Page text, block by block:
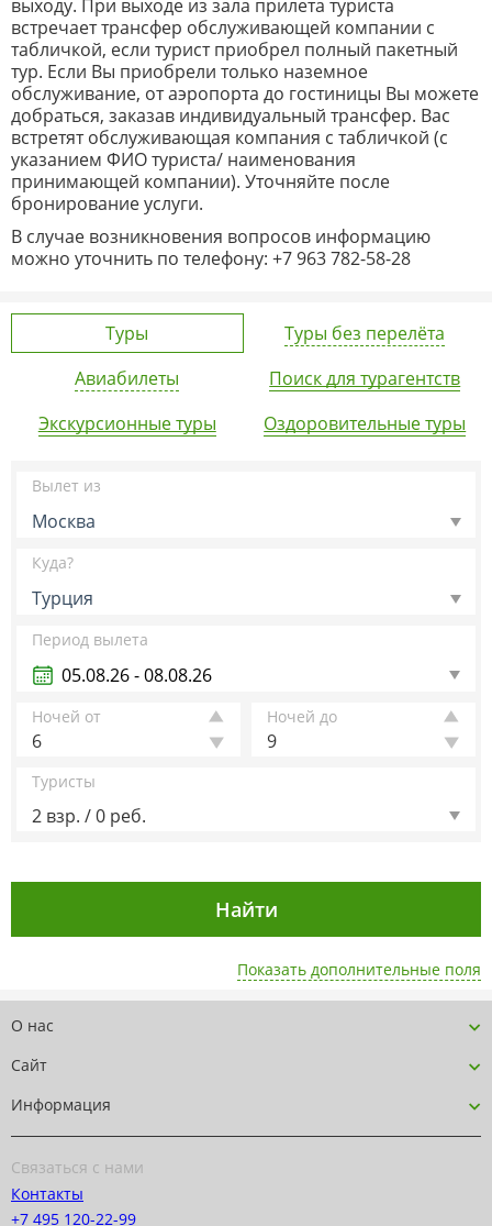
выходу. При выходе из зала прилета туриста
встречает трансфер обслуживающей компании с
табличкой, если турист приобрел полный пакетный
тур. Если Вы приобрели только наземное
обслуживание, от аэропорта до гостиницы Вы можете
добраться, заказав индивидуальный трансфер. Вас
встретят обслуживающая компания с табличкой (с
указанием ФИО туриста/ наименования
принимающей компании). Уточняйте после
бронирование услуги.
В случае возникновения вопросов информацию
можно уточнить по телефону: +7 963 782-58-28
Туры
Туры без перелёта
Авиабилеты
Поиск для турагентств
Экскурсионные туры
Оздоровительные туры
Вылет из
Москва
Куда?
Турция
Период вылета
Ночей от
6
Ночей до
9
Туристы
2 взр. / 0 реб.
Показать дополнительные поля
О нас
Сайт
Информация
Связаться с нами
Контакты
+7 495 120-22-99